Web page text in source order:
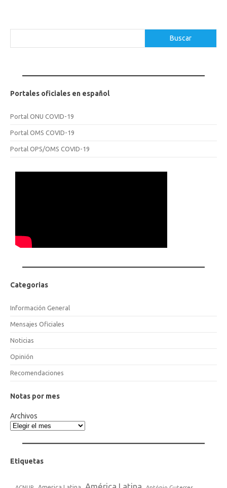
Buscar
Portales oficiales en español
Portal ONU COVID-19
Portal OMS COVID-19
Portal OPS/OMS COVID-19
Categorias
Información General
Mensajes Oficiales
Noticias
Opinión
Recomendaciones
Notas por mes
Archivos
Etiquetas